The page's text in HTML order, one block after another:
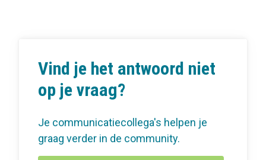
Vind je het antwoord niet
op je vraag?
Je communicatiecollega's helpen je
graag verder in de community.